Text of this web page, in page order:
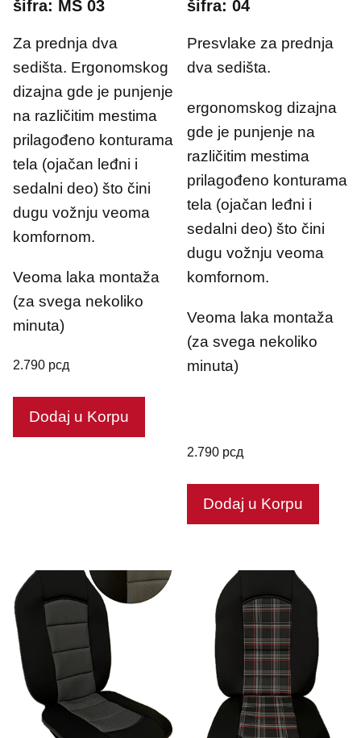
šifra: MS 03
Za prednja dva
sedišta. Ergonomskog
dizajna gde je punjenje
na različitim mestima
prilagođeno konturama
tela (ojačan leđni i
sedalni deo) što čini
dugu vožnju veoma
komfornom.
Veoma laka montaža
(za svega nekoliko
minuta)
2.790 рсд
Dodaj u Korpu
šifra: 04
Presvlake za prednja
dva sedišta.
ergonomskog dizajna
gde je punjenje na
različitim mestima
prilagođeno konturama
tela (ojačan leđni i
sedalni deo) što čini
dugu vožnju veoma
komfornom.
Veoma laka montaža
(za svega nekoliko
minuta)
2.790 рсд
Dodaj u Korpu